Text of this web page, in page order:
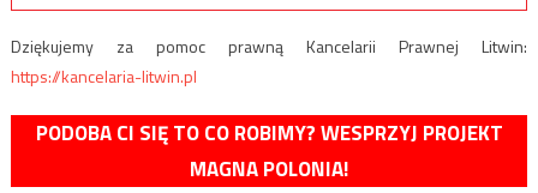
Dziękujemy za pomoc prawną Kancelarii Prawnej Litwin:
https://kancelaria-litwin.pl
PODOBA CI SIĘ TO CO ROBIMY? WESPRZYJ PROJEKT
MAGNA POLONIA!